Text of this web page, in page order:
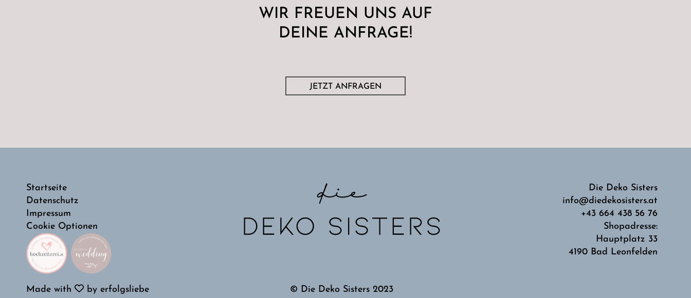
WIR FREUEN UNS AUF
DEINE ANFRAGE!
JETZT ANFRAGEN
Startseite
Datenschutz
Impressum
Cookie Optionen
Die Deko Sisters
info@diedekosisters.at
+43 664 438 56 76
Shopadresse:
Hauptplatz 33
4190 Bad Leonfelden
Made with by erfolgsliebe © Die Deko Sisters 2023